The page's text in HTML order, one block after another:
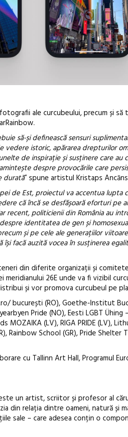
ale curcubeului, precum și
să-și definească sensuri
istoric, apărarea drepturilor
de inspirație și susținere care au
despre provocările care
durată” spune artistul Kristaps
de Est, proiectul va accentua
că încă se desfășoară eforturi
recent, politicienii din România au
identitatea de gen și
și pe cele ale generațiilor
își facă auzită vocea în susținerea
din diferite organizații și
meridianului 26E unde va fi vizibil
și vor promova curcubeul pe
bucurești (RO), Goethe-Institut
Pride (NO), Eesti LGBT
(LV), RIGA PRIDE (LV),
Rainbow School (GR), Pride
cu Tallinn Art Hall, Programul
un artist, scriitor și profesor al
din relația dintre oameni, natură
sale – care adesea conțin o